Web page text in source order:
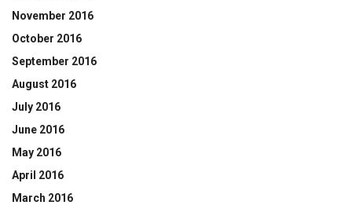
November 2016
October 2016
September 2016
August 2016
July 2016
June 2016
May 2016
April 2016
March 2016